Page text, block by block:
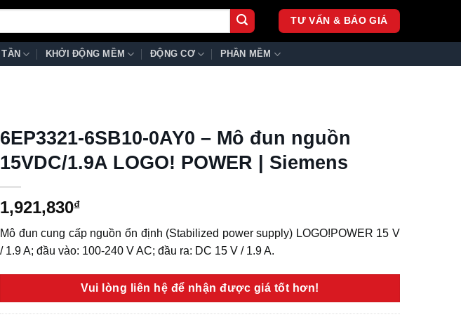
TƯ VẤN & BÁO GIÁ
KHỞI ĐỘNG MỀM ĐỘNG CƠ PHẦN MỀM
6EP3321-6SB10-0AY0 – Mô đun nguồn
15VDC/1.9A LOGO! POWER | Siemens
1,921,830₫
Mô đun cung cấp nguồn ổn định (Stabilized power supply) LOGO!POWER 15 V
/ 1.9 A; đầu vào: 100-240 V AC; đầu ra: DC 15 V / 1.9 A.
Vui lòng liên hệ để nhận được giá tốt hơn!